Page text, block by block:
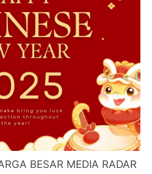
BESAR MEDIA RADAR